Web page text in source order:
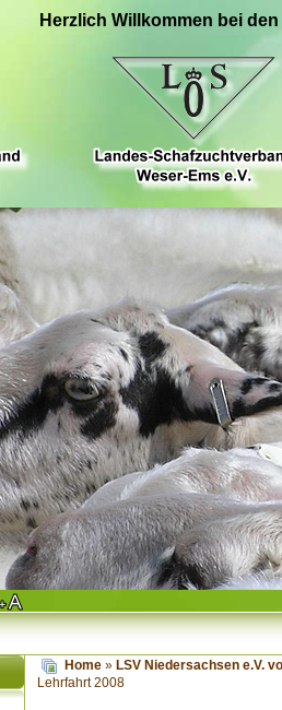
Herzlich Willkommen bei
Home » LSV Niedersachsen e.V.
Lehrfahrt 2008